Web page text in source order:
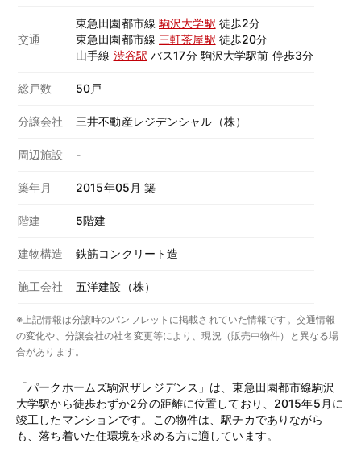
交通
東急田園都市線 駒沢大学駅 徒歩2分
東急田園都市線 三軒茶屋駅 徒歩20分
山手線 渋谷駅 バス17分 駒沢大学駅前 停歩3分
総戸数 50戸
分譲会社 三井不動産レジデンシャル（株）
周辺施設 -
築年月 2015年05月 築
階建 5階建
建物構造 鉄筋コンクリート造
施工会社 五洋建設（株）
※上記情報は分譲時のパンフレットに掲載されていた情報です。交通情報
の変化や、分譲会社の社名変更等により、現況（販売中物件）と異なる場
合があります。
「パークホームズ駒沢ザレジデンス」は、東急田園都市線駒沢
大学駅から徒歩わずか2分の距離に位置しており、2015年5月に
竣工したマンションです。この物件は、駅チカでありながら
も、落ち着いた住環境を求める方に適しています。